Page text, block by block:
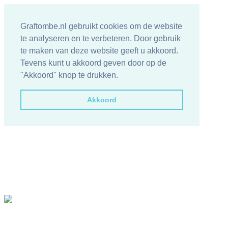
Graftombe.nl gebruikt cookies om de website
te analyseren en te verbeteren. Door gebruik
te maken van deze website geeft u akkoord.
Tevens kunt u akkoord geven door op de
"Akkoord" knop te drukken.
Akkoord